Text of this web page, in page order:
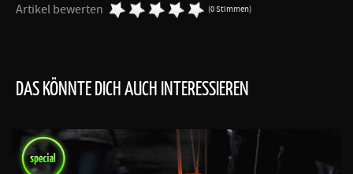
Artikel bewerten (0 Stimmen)
DAS KÖNNTE DICH AUCH INTERESSIEREN